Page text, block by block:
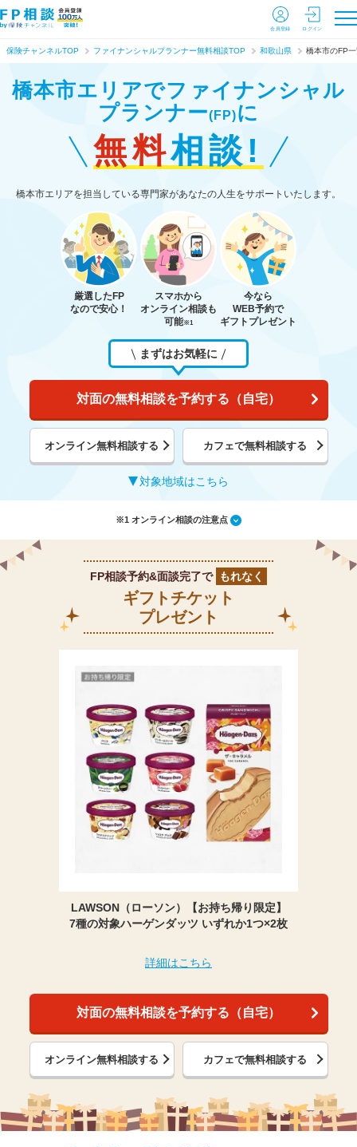
会員登録 ログイン
保険チャンネルTOP ファイナンシャルプランナー無料相談TOP 和歌山県 橋本市のFP
橋本市エリアでファイナンシャル
プランナー(FP)に
無料相談!
橋本市エリアを担当している専門家があなたの人生をサポートいたします。
厳選したFP
なので安心！
スマホから
オンライン相談も
可能※1
今なら
WEB予約で
ギフトプレゼント
まずはお気軽に
対面の無料相談を予約する（自宅）
オンライン無料相談する カフェで無料相談する
対象地域はこちら
※1 オンライン相談の注意点
FP相談予約&面談完了で もれなく
ギフトチケット
プレゼント
LAWSON（ローソン）【お持ち帰り限定】
7種の対象ハーゲンダッツ いずれか1つ×2枚
詳細はこちら
対面の無料相談を予約する（自宅）
オンライン無料相談する カフェで無料相談する